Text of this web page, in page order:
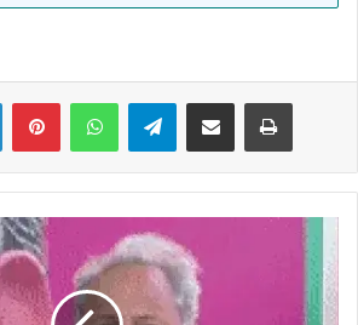
LinkedInPinterestWhatsAppTelegramShare via Email Print